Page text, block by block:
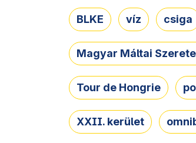
BLKE víz csiga
Magyar Máltai
Tour de Hongrie
XXII. kerület